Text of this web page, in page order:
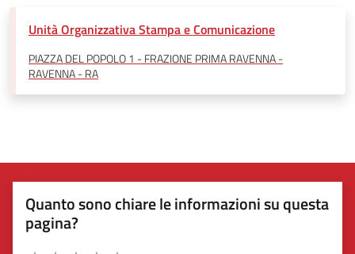
Unità Organizzativa Stampa e Comunicazione
PIAZZA DEL POPOLO 1 - FRAZIONE PRIMA RAVENNA -
RAVENNA - RA
Quanto sono chiare le informazioni su questa
pagina?